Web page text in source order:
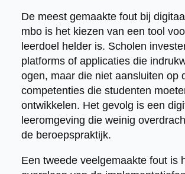
De meest gemaakte fout bij
mbo is het kiezen van een tool
leerdoel helder is. Scholen
platforms of applicaties die
ogen, maar die niet aansluiten op
competenties die studenten
ontwikkelen. Het gevolg is een
leeromgeving die weinig
de beroepspraktijk.
Een tweede veelgemaakte fout is